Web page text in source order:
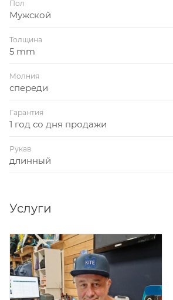
Пол
Мужской
Толщина
5 mm
Молния
спереди
Гарантия
1 год со дня продажи
Рукав
длинный
Услуги